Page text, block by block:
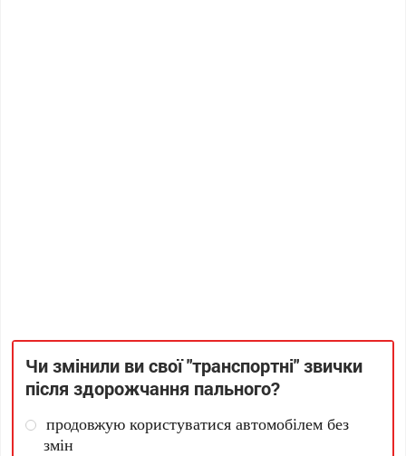
Чи змінили ви свої "транспортні" звички
після здорожчання пального?
продовжую користуватися автомобілем без
змін